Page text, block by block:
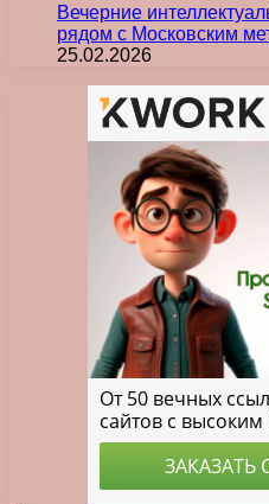
Вечерние
рядом с Московским
25.02.2026